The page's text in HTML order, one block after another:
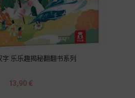
字 乐乐趣揭秘翻翻书系列
Prix
13,90 €